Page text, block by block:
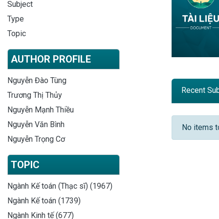
Subject
Type
Topic
AUTHOR PROFILE
Nguyễn Đào Tùng
Trương Thị Thủy
Nguyễn Mạnh Thiều
Nguyễn Văn Bình
Nguyễn Trọng Cơ
TOPIC
Ngành Kế toán (Thạc sĩ) (1967)
Ngành Kế toán (1739)
Ngành Kinh tế (677)
Recent
No items